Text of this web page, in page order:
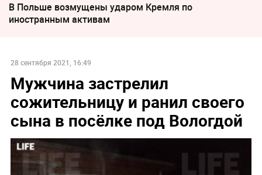
В Польше возмущены ударом Кремля по
иностранным активам
28 сентября 2021, 16:49
Мужчина застрелил
сожительницу и ранил своего
сына в посёлке под Вологдой